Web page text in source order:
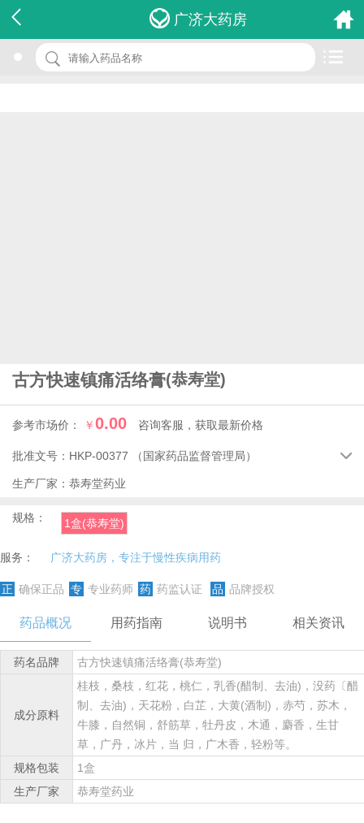
广济大药房
古方快速镇痛活络膏(恭寿堂)
参考市场价： ￥0.00 咨询客服，获取最新价格
名 称：古方快速镇痛活络膏
品 牌：(恭寿堂)
批准文号： HKP-00377 （国家药品监督管理局） 
生产厂家： 恭寿堂药业
规格： 1盒(恭寿堂)
服务： 广济大药房，专注于慢性疾病用药
正 确保正品 专 专业药师 药 药监认证 品 品牌授权
药品概况 用药指南 说明书 相关资讯
药名品牌 古方快速镇痛活络膏(恭寿堂)
成分原料
桂枝，桑枝，红花，桃仁，乳香(醋制、去油)，没药〔醋
制、去油)，天花粉，白芷，大黄(酒制)，赤芍，苏木，
牛膝，自然铜，舒筋草，牡丹皮，木通，麝香，生甘
草，广丹，冰片，当 归，广木香，轻粉等。
规格包装
1盒
生产厂家
恭寿堂药业